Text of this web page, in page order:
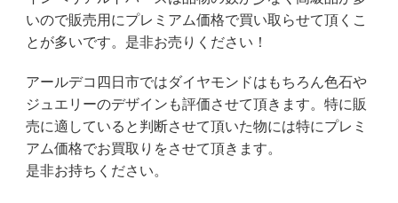
いので販売用にプレミアム価格で買い取らせて頂くこ
とが多いです。是非お売りください！
アールデコ四日市ではダイヤモンドはもちろん色石や
ジュエリーのデザインも評価させて頂きます。特に販
売に適していると判断させて頂いた物には特にプレミ
アム価格でお買取りをさせて頂きます。
是非お持ちください。